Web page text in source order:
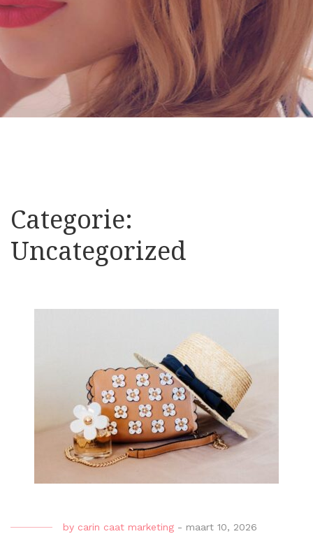
Categorie:
Uncategorized
by carin caat marketing - maart 10, 2026